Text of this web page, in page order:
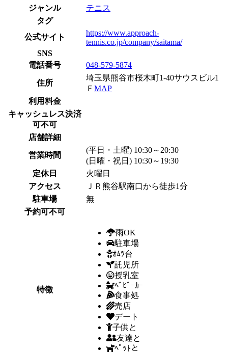
ジャンル
テニス
タグ
公式サイト
https://www.approach-
tennis.co.jp/company/saitama/
SNS
電話番号
048-579-5874
住所
埼玉県熊谷市桜木町1-40サウスビル1
Ｆ MAP
利用料金
キャッシュレス決済
可不可
店舗詳細
営業時間
(平日・土曜) 10:30～20:30
(日曜・祝日) 10:30～19:30
定休日
火曜日
アクセス
ＪＲ熊谷駅南口から徒歩1分
駐車場
無
予約可不可
特徴
雨OK
駐車場
ｵﾑﾂ台
託児所
授乳室
ﾍﾞﾋﾞｰｶｰ
食事処
売店
デート
子供と
友達と
ﾍﾟｯﾄと